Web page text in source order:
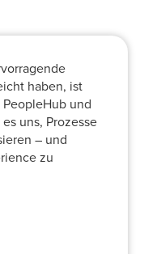
haben, ist
und
uns, Prozesse
– und
zu